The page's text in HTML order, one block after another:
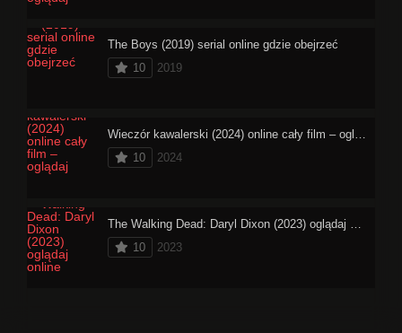
The Boys (2019) serial online gdzie obejrzeć
10
2019
Wieczór kawalerski (2024) online cały film – oglądaj
10
2024
The Walking Dead: Daryl Dixon (2023) oglądaj online
10
2023